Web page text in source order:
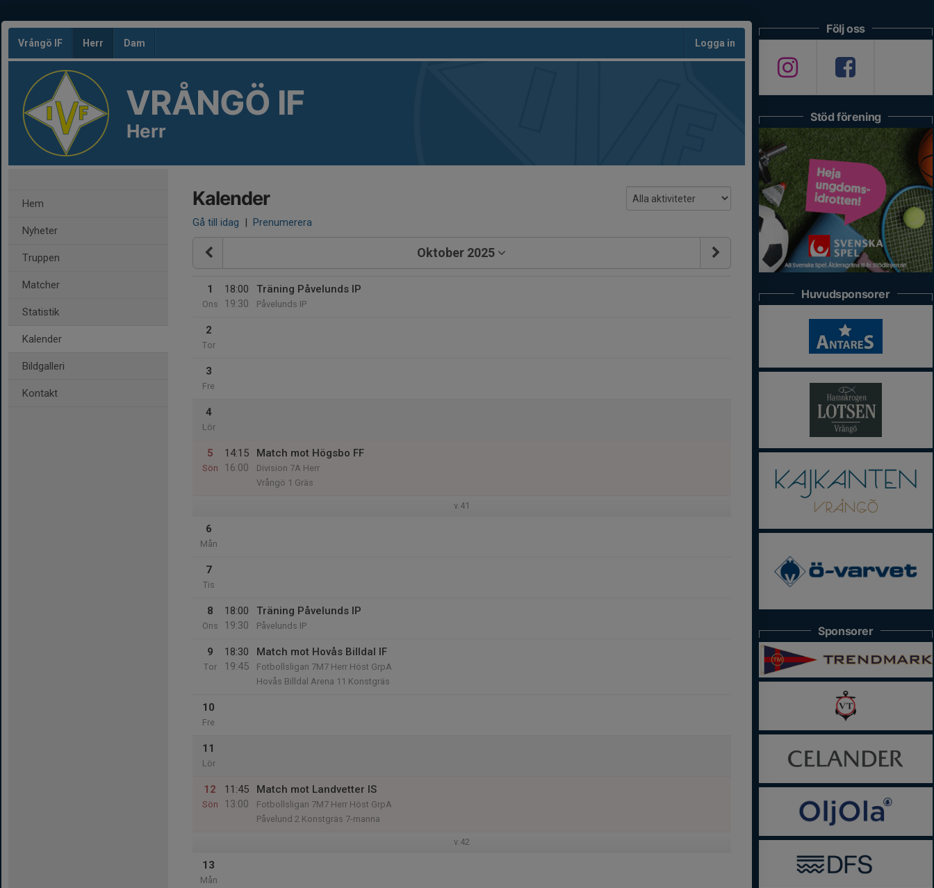
Vrångö IF Herr Dam Logga in
VRÅNGÖ IF
Herr
Hem
Nyheter
Truppen
Matcher
Statistik
Kalender
Bildgalleri
Kontakt
Kalender
Gå till idag | Prenumerera
Oktober 2025
1
Ons
18:00
19:30
Träning Påvelunds IP
Påvelunds IP
2
Tor
3
Fre
4
Lör
5
Sön
14:15
16:00
Match mot Högsbo FF
Division 7A Herr
Vrångö 1 Gräs
v.41
6
Mån
7
Tis
8
Ons
18:00
19:30
Träning Påvelunds IP
Påvelunds IP
9
Tor
18:30
19:45
Match mot Hovås Billdal IF
Fotbollsligan 7M7 Herr Höst GrpA
Hovås Billdal Arena 11 Konstgräs
10
Fre
11
Lör
12
Sön
11:45
13:00
Match mot Landvetter IS
Fotbollsligan 7M7 Herr Höst GrpA
Påvelund 2 Konstgräs 7-manna
v.42
13
Mån
Följ oss
Stöd förening
Huvudsponsorer
Sponsorer